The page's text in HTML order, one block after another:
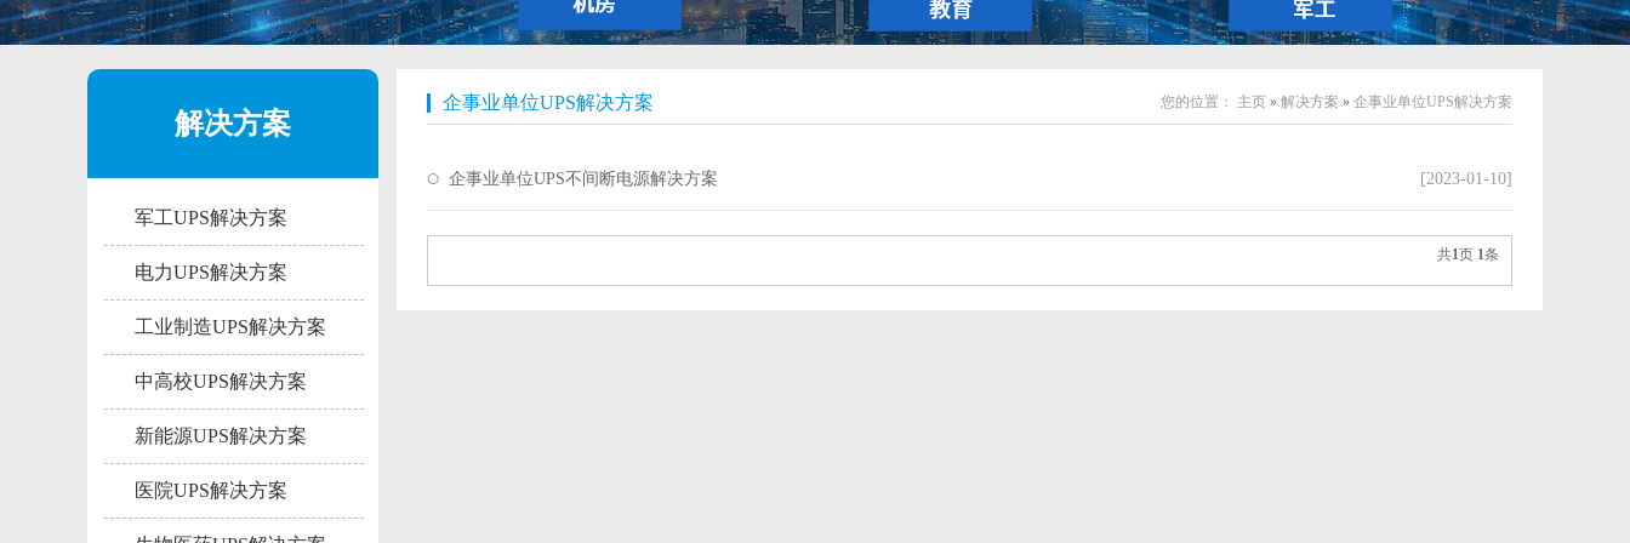
解决方案
军工UPS解决方案
电力UPS解决方案
工业制造UPS解决方案
中高校UPS解决方案
新能源UPS解决方案
医院UPS解决方案
企事业单位UPS解决方案 您的位置： 主页 » 解决方案 » 企事业单位UPS解决方案
企事业单位UPS不间断电源解决方案 [2023-01-10]
共1页 1条